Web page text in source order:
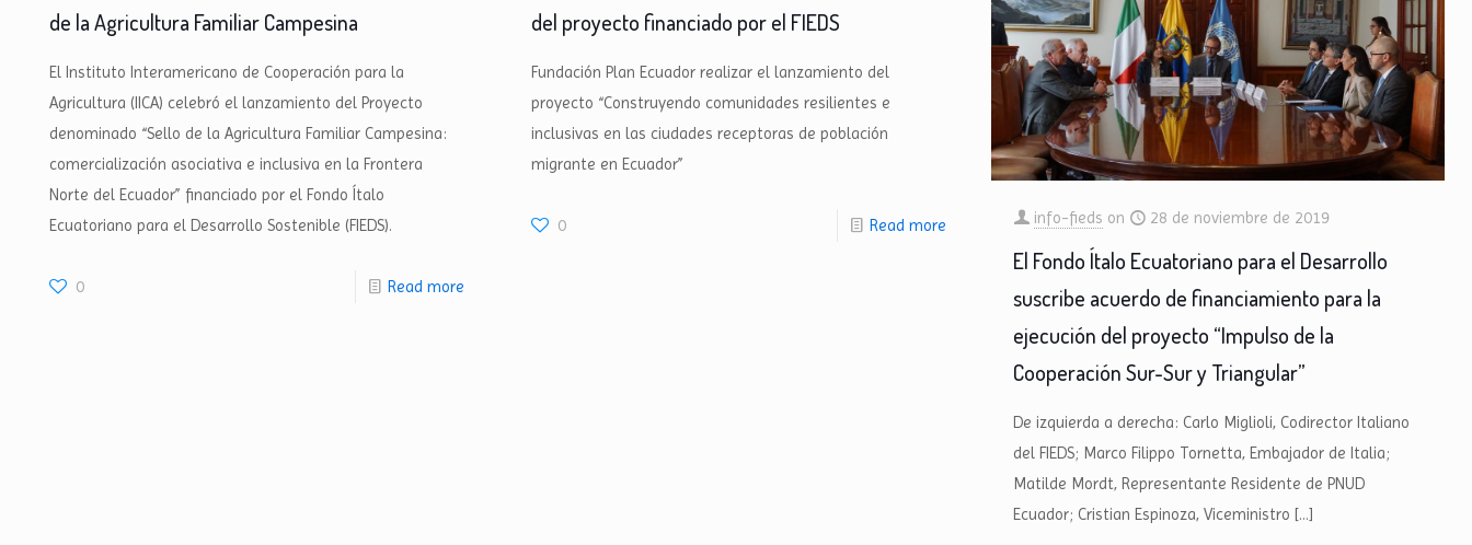
de la Agricultura Familiar Campesina
El Instituto Interamericano de Cooperación para la
Agricultura (IICA) celebró el lanzamiento del Proyecto
denominado “Sello de la Agricultura Familiar Campesina:
comercialización asociativa e inclusiva en la Frontera
Norte del Ecuador” financiado por el Fondo Ítalo
Ecuatoriano para el Desarrollo Sostenible (FIEDS).
0 Read more
del proyecto financiado por el FIEDS
Fundación Plan Ecuador realizar el lanzamiento del
proyecto “Construyendo comunidades resilientes e
inclusivas en las ciudades receptoras de población
migrante en Ecuador”
0 Read more info-fieds on 28 de noviembre de 2019
El Fondo Ítalo Ecuatoriano para el Desarrollo
suscribe acuerdo de financiamiento para la
ejecución del proyecto “Impulso de la
Cooperación Sur-Sur y Triangular”
De izquierda a derecha: Carlo Miglioli, Codirector Italiano
del FIEDS; Marco Filippo Tornetta, Embajador de Italia;
Matilde Mordt, Representante Residente de PNUD
Ecuador; Cristian Espinoza, Viceministro […]